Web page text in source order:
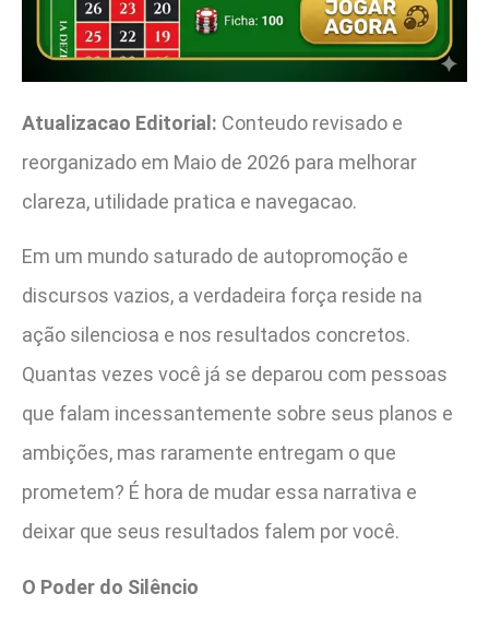
Atualizacao Editorial: Conteudo revisado e
reorganizado em Maio de 2026 para melhorar
clareza, utilidade pratica e navegacao.
Em um mundo saturado de autopromoção e
discursos vazios, a verdadeira força reside na
ação silenciosa e nos resultados concretos.
Quantas vezes você já se deparou com pessoas
que falam incessantemente sobre seus planos e
ambições, mas raramente entregam o que
prometem? É hora de mudar essa narrativa e
deixar que seus resultados falem por você.
O Poder do Silêncio